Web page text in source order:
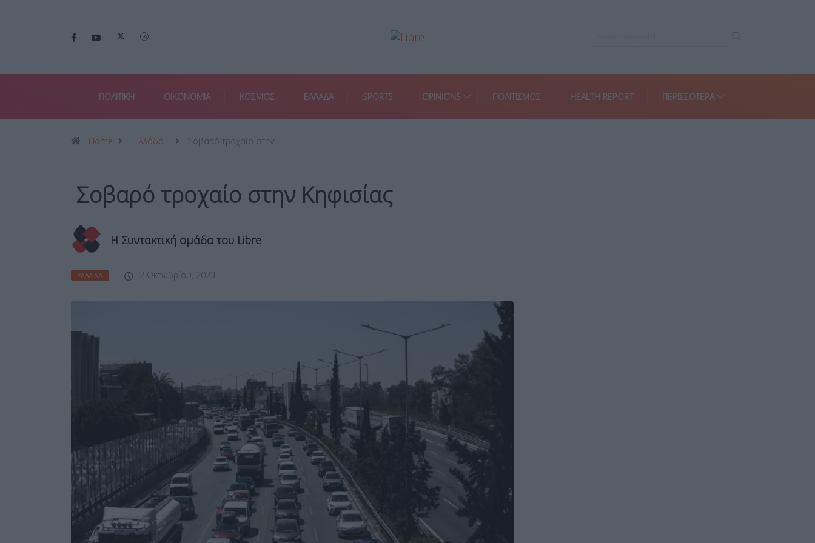
ΠΟΛΙΤΙΚΗ ΟΙΚΟΝΟΜΙΑ ΚΟΣΜΟΣ ΕΛΛΑΔΑ SPORTS OPINIONS ΠΟΛΙΤΙΣΜΟΣ HEALTH REPORT ΠΕΡΙΣΣΌΤΕΡΑ
Home Ελλάδα Σοβαρό τροχαίο στην…
Σοβαρό τροχαίο στην Κηφισίας
Η Συντακτική ομάδα του Libre
ΕΛΛΆΔΑ 2 Οκτωβρίου, 2023